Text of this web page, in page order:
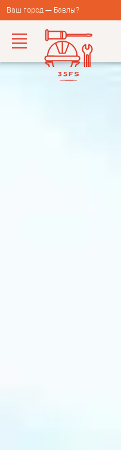
Ваш город — Бавлы?